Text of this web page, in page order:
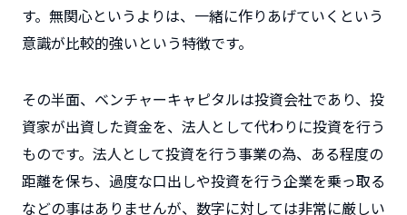
す。無関心というよりは、一緒に作りあげていくという
意識が比較的強いという特徴です。
その半面、ベンチャーキャピタルは投資会社であり、投
資家が出資した資金を、法人として代わりに投資を行う
ものです。法人として投資を行う事業の為、ある程度の
距離を保ち、過度な口出しや投資を行う企業を乗っ取る
などの事はありませんが、数字に対しては非常に厳しい